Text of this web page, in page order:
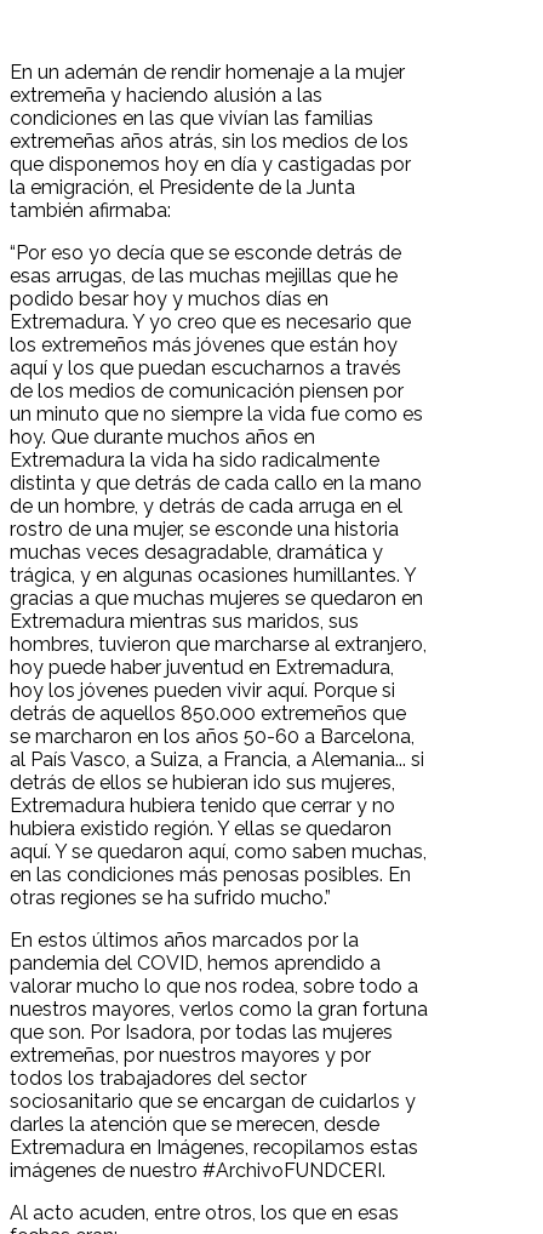
En un ademán de rendir homenaje a la mujer
extremeña y haciendo alusión a las
condiciones en las que vivían las familias
extremeñas años atrás, sin los medios de los
que disponemos hoy en día y castigadas por
la emigración, el Presidente de la Junta
también afirmaba:
“Por eso yo decía que se esconde detrás de
esas arrugas, de las muchas mejillas que he
podido besar hoy y muchos días en
Extremadura. Y yo creo que es necesario que
los extremeños más jóvenes que están hoy
aquí y los que puedan escucharnos a través
de los medios de comunicación piensen por
un minuto que no siempre la vida fue como es
hoy. Que durante muchos años en
Extremadura la vida ha sido radicalmente
distinta y que detrás de cada callo en la mano
de un hombre, y detrás de cada arruga en el
rostro de una mujer, se esconde una historia
muchas veces desagradable, dramática y
trágica, y en algunas ocasiones humillantes. Y
gracias a que muchas mujeres se quedaron en
Extremadura mientras sus maridos, sus
hombres, tuvieron que marcharse al extranjero,
hoy puede haber juventud en Extremadura,
hoy los jóvenes pueden vivir aquí. Porque si
detrás de aquellos 850.000 extremeños que
se marcharon en los años 50-60 a Barcelona,
al País Vasco, a Suiza, a Francia, a Alemania... si
detrás de ellos se hubieran ido sus mujeres,
Extremadura hubiera tenido que cerrar y no
hubiera existido región. Y ellas se quedaron
aquí. Y se quedaron aquí, como saben muchas,
en las condiciones más penosas posibles. En
otras regiones se ha sufrido mucho.”
En estos últimos años marcados por la
pandemia del COVID, hemos aprendido a
valorar mucho lo que nos rodea, sobre todo a
nuestros mayores, verlos como la gran fortuna
que son. Por Isadora, por todas las mujeres
extremeñas, por nuestros mayores y por
todos los trabajadores del sector
sociosanitario que se encargan de cuidarlos y
darles la atención que se merecen, desde
Extremadura en Imágenes, recopilamos estas
imágenes de nuestro #ArchivoFUNDCERI.
Al acto acuden, entre otros, los que en esas